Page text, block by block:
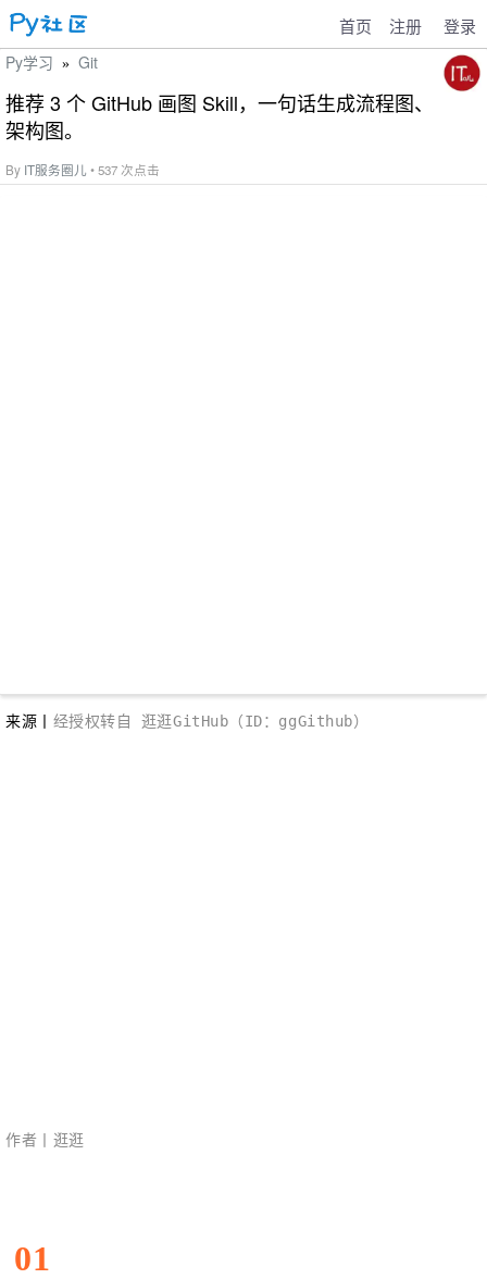
首页 注册 登录
Py学习 » Git
推荐 3 个 GitHub 画图 Skill，一句话生成流程图、
架构图。
By IT服务圈儿• 537 次点击
来源丨 经授权转自 逛逛GitHub（ID：ggGithub）
作者丨逛逛
01